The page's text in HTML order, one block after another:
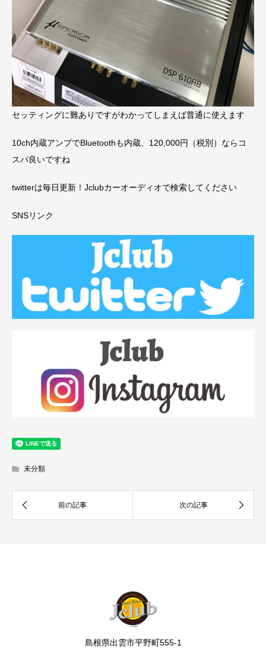
セッティングに難ありですがわかってしまえば普通に使えます
10ch内蔵アンプでBluetoothも内蔵、120,000円（税別）ならコ
スパ良いですね
twitterは毎日更新！Jclubカーオーディオで検索してください
SNSリンク
未分類
島根県出雲市平野町555-1